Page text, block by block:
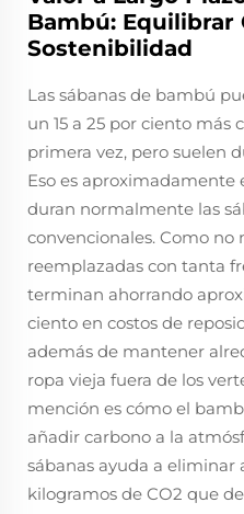
Bambú: Equilibrar
Sostenibilidad
Las sábanas de bambú
un 15 a 25 por ciento más
primera vez, pero suelen
Eso es
duran normalmente las
convencionales. Como no
reemplazadas con tanta
terminan ahorrando
ciento en costos de
además de mantener
ropa vieja fuera de los
mención es cómo el
añadir carbono a la
sábanas ayuda a eliminar
kilogramos de CO2 que